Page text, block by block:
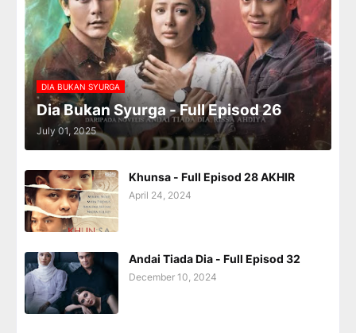
DIA BUKAN SYURGA
Dia Bukan Syurga - Full Episod 26
July 01, 2025
Khunsa - Full Episod 28 AKHIR
April 24, 2024
Andai Tiada Dia - Full Episod 32
December 10, 2024